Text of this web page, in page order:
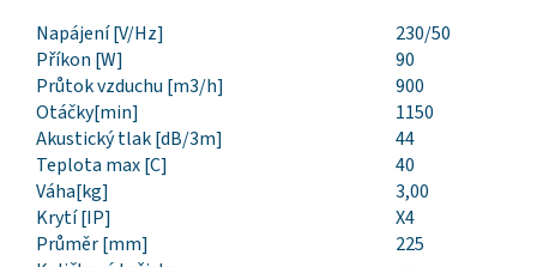
Napájení [V/Hz]
230/50
Příkon [W]
90
Průtok vzduchu [m3/h]
900
Otáčky[min]
1150
Akustický tlak [dB/3m]
44
Teplota max [C]
40
Váha[kg]
3,00
Krytí [IP]
X4
Průměr [mm]
225